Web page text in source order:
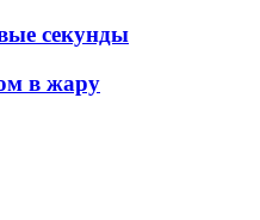
секунды
в жару